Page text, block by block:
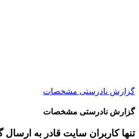
گزارش نادرستی مشخصات
گزارش نادرستی مشخصات
تنها کاربران سایت قادر به